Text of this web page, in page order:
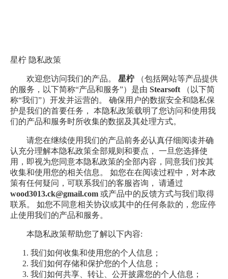
星柠 隐私政策
欢迎您访问我们的产品。 星柠
（包括网站等产品提供
的服务，以下简称“产品和服务”）是由 Stearsoft （以下简
称“我们”）开发并运营的。 确保用户的数据安全和隐私保
护是我们的首要任务， 本隐私政策载明了您访问和使用我
们的产品和服务时所收集的数据及其处理方式。
请您在继续使用我们的产品前务必认真仔细阅读并确
认充分理解本隐私政策全部规则和要点， 一旦您选择使
用，即视为您同意本隐私政策的全部内容，同意我们按其
收集和使用您的相关信息。 如您在在阅读过程中，对本政
策有任何疑问，可联系我们的客服咨询， 请通过
wood3013.ck@gmail.com 或产品中的反馈方式与我们取得
联系。 如您不同意相关协议或其中的任何条款的，您应停
止使用我们的产品和服务。
本隐私政策帮助您了解以下内容:
我们如何收集和使用您的个人信息；
我们如何存储和保护您的个人信息；
我们如何共享、转让、公开披露您的个人信息；